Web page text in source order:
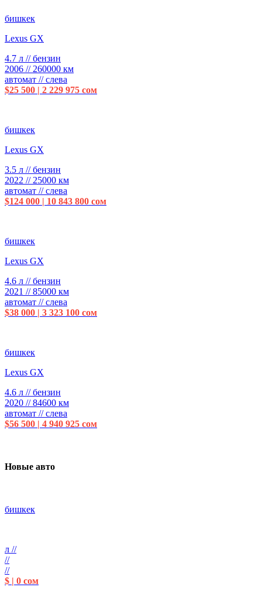
бишкек
Lexus GX
4.7 л // бензин
2006 // 260000 км
автомат // слева
$25 500 | 2 229 975 сом
бишкек
Lexus GX
3.5 л // бензин
2022 // 25000 км
автомат // слева
$124 000 | 10 843 800 сом
бишкек
Lexus GX
4.6 л // бензин
2021 // 85000 км
автомат // слева
$38 000 | 3 323 100 сом
бишкек
Lexus GX
4.6 л // бензин
2020 // 84600 км
автомат // слева
$56 500 | 4 940 925 сом
Новые авто
бишкек
л //
//
//
$ | 0 сом